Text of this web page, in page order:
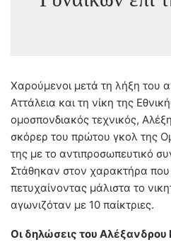
Χαρούμενοι μετά τη λήξη του
Αττάλεια και τη νίκη της
ομοσπονδιακός τεχνικός,
σκόρερ του πρώτου γκολ της
της με το αντιπροσωπευτικό
Στάθηκαν στον χαρακτήρα που
πετυχαίνοντας μάλιστα το
αγωνιζόταν με 10 παίκτριες.
Οι δηλώσεις του Αλέξανδρου